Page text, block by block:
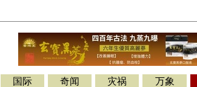
国际 奇闻 灾祸 万象